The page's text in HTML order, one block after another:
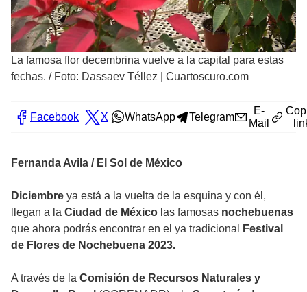
La famosa flor decembrina vuelve a la capital para estas
fechas. / Foto: Dassaev Téllez | Cuartoscuro.com
Facebook X WhatsApp Telegram
E-
Mail
Fernanda Avila / El Sol de México
Diciembre ya está a la vuelta de la esquina y con él,
llegan a la Ciudad de México las famosas nochebuenas
que ahora podrás encontrar en el ya tradicional
Festival
de Flores de Nochebuena 2023.
A través de la Comisión de Recursos Naturales y